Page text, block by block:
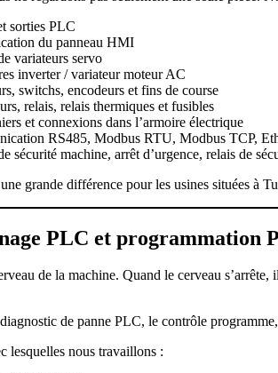
sorties PLC
du panneau HMI
variateurs servo
inverter / variateur moteur AC
switchs, encodeurs et fins de course
relais, relais thermiques et fusibles
et connexions dans l’armoire électrique
RS485, Modbus RTU, Modbus TCP,
sécurité machine, arrêt d’urgence, relais de
grande différence pour les usines situées à
PLC et programmation
de la machine. Quand le cerveau
de panne PLC, le contrôle
lesquelles nous travaillons :